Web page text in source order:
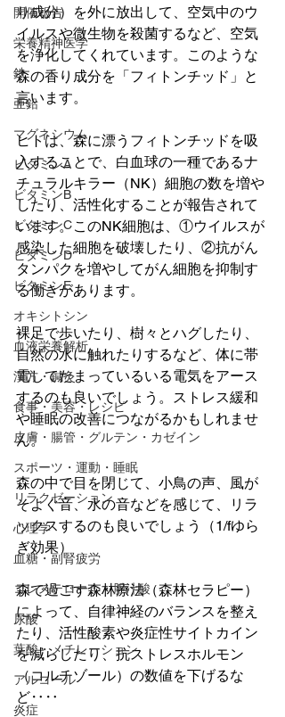
開催報告
栄養精神医学
鉄
亜鉛
マグネシウム
ビタミンA
ビタミンB
ビタミンC
ビタミンD
ビタミンE
オキシトシン
血液栄養解析
漢方・鍼灸
食事・美容・レシピ
皮膚・腸管・グルテン・カゼイン
スポーツ・運動・睡眠
リラクゼーション
心理学
血糖・副腎疲労
コレステロール・胆汁酸
尿酸
葉酸・メチレーション
アルコール
炎症
り成分）を外に放出して、空気中のウ
イルスや微生物を殺菌するなど、空気
を浄化してくれています。このような
森の香り成分を「フィトンチッド」と
言います。
ヒトは、森に漂うフィトンチッドを吸
入することで、白血球の一種であるナ
チュラルキラー（NK）細胞の数を増や
したり、活性化することが報告されて
います。このNK細胞は、①ウイルスが
感染した細胞を破壊したり、②抗がん
タンパクを増やしてがん細胞を抑制す
る働きがあります。
裸足で歩いたり、樹々とハグしたり、
自然の水に触れたりするなど、体に帯
電してたまっているいる電気をアース
するのも良いでしょう。ストレス緩和
や睡眠の改善につながるかもしれませ
ん。
森の中で目を閉じて、小鳥の声、風が
そよぐ音、水の音などを感じて、リラ
ックスするのも良いでしょう（1/fゆら
ぎ効果）
森で過ごす森林療法（森林セラピー）
によって、自律神経のバランスを整え
たり、活性酸素や炎症性サイトカイン
を減らしたり、抗ストレスホルモン
（コルチゾール）の数値を下げるな
ど‥‥